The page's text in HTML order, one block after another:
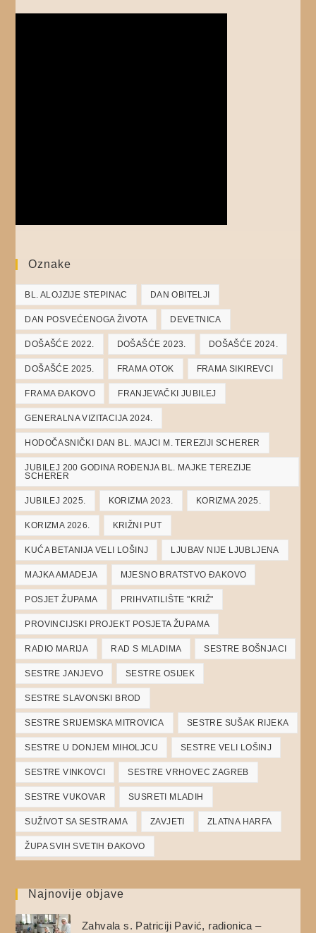
Oznake
BL. ALOJZIJE STEPINAC DAN OBITELJI
DAN POSVEĆENOGA ŽIVOTA DEVETNICA
DOŠAŠĆE 2022. DOŠAŠĆE 2023. DOŠAŠĆE 2024.
DOŠAŠĆE 2025. FRAMA OTOK FRAMA SIKIREVCI
FRAMA ĐAKOVO FRANJEVAČKI JUBILEJ
GENERALNA VIZITACIJA 2024.
HODOČASNIČKI DAN BL. MAJCI M. TEREZIJI SCHERER
JUBILEJ 200 GODINA ROĐENJA BL. MAJKE TEREZIJE
SCHERER
JUBILEJ 2025. KORIZMA 2023. KORIZMA 2025.
KORIZMA 2026. KRIŽNI PUT
KUĆA BETANIJA VELI LOŠINJ LJUBAV NIJE LJUBLJENA
MAJKA AMADEJA MJESNO BRATSTVO ĐAKOVO
POSJET ŽUPAMA PRIHVATILIŠTE "KRIŽ"
PROVINCIJSKI PROJEKT POSJETA ŽUPAMA
RADIO MARIJA RAD S MLADIMA SESTRE BOŠNJACI
SESTRE JANJEVO SESTRE OSIJEK
SESTRE SLAVONSKI BROD
SESTRE SRIJEMSKA MITROVICA SESTRE SUŠAK RIJEKA
SESTRE U DONJEM MIHOLJCU SESTRE VELI LOŠINJ
SESTRE VINKOVCI SESTRE VRHOVEC ZAGREB
SESTRE VUKOVAR SUSRETI MLADIH
SUŽIVOT SA SESTRAMA ZAVJETI ZLATNA HARFA
ŽUPA SVIH SVETIH ĐAKOVO
Najnovije objave
Zahvala s. Patriciji Pavić, radionica –